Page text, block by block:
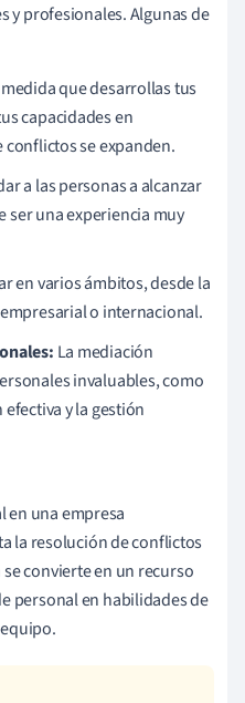
y profesionales. Algunas de
que desarrollas tus
capacidades en
se expanden.
a las personas a alcanzar
ser una experiencia muy
en varios ámbitos, desde la
o internacional.
La mediación
invaluables, como
y la gestión
en una empresa
la resolución de conflictos
convierte en un recurso
personal en habilidades de